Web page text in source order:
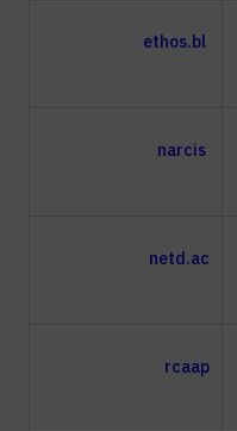
ethos.bl
narcis
netd.ac
rcaap